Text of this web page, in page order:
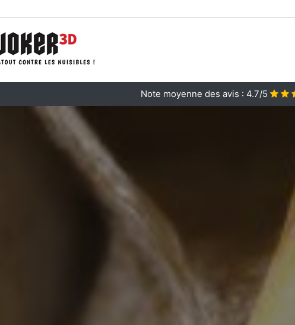
Note moyenne des avis : 4.7/5